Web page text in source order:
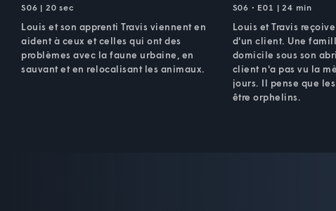
S06 | 20 sec
Louis et son apprenti Travis viennent en
aident à ceux et celles qui ont des
problèmes avec la faune urbaine, en
sauvant et en relocalisant les animaux.
S06 • E01 | 24 min
Louis et Travis
d'un client. Une
domicile sous son
client n'a pas vu la
jours. Il pense que
être orphelins.